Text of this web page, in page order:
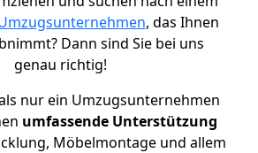
, das Ihnen
Dann sind Sie bei uns
genau richtig!
nur ein Umzugsunternehmen
umfassende Unterstützung
Möbelmontage und allem